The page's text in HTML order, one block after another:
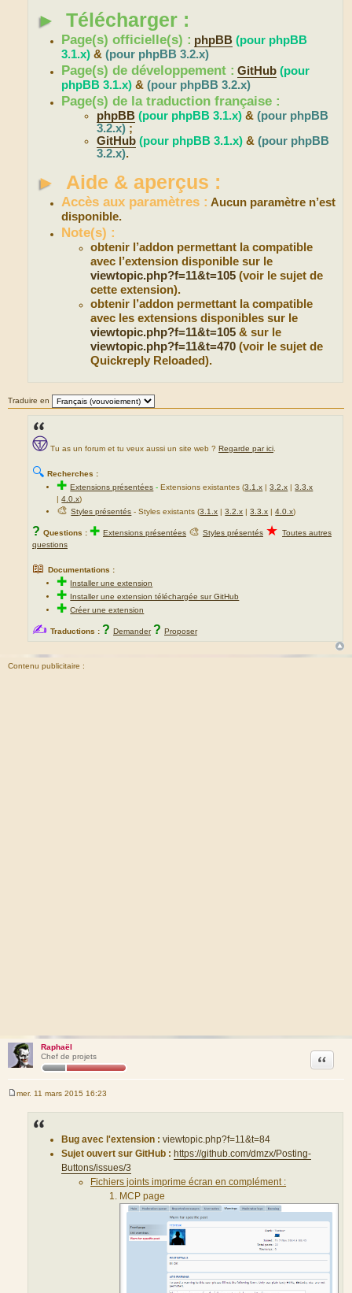
► Télécharger :
Page(s) officielle(s) : phpBB (pour phpBB
3.1.x) &(pour phpBB 3.2.x)
Page(s) de développement : GitHub (pour
phpBB 3.1.x) &(pour phpBB 3.2.x)
Page(s) de la traduction française :
phpBB (pour phpBB 3.1.x)& (pour phpBB
3.2.x);
GitHub (pour phpBB 3.1.x)& (pour phpBB
3.2.x).
► Aide & aperçus :
Accès aux paramètres : Aucun paramètre n’est
disponible.
Note(s) :
obtenir l’addon permettant la compatible
avec l’extension disponible sur le
viewtopic.php?f=11&t=105 (voir le sujet de
cette extension).
obtenir l’addon permettant la compatible
avec les extensions disponibles sur le
viewtopic.php?f=11&t=105 & sur le
viewtopic.php?f=11&t=470 (voir le sujet de
Quickreply Reloaded).
Traduire en
Tu as un forum et tu veux aussi un site web ? Regarde par ici
🔍 Recherches :
✚Extensions présentées -Extensions existantes (3.1.x |3.2.x |3.3.x
|4.0.x)
🎨Styles présentés - Styles existants (3.1.x |3.2.x |3.3.x |4.0.x)
? Questions : ✚ Extensions présentées 🎨 Styles présentés ★ Toutes autres
questions
📖 Documentations :
✚ Installer une extension
✚ Installer une extension téléchargée sur GitHub
✚Créer une extension
✍ Traductions : ? Demander ? Proposer
Contenu publicitaire :
Raphaël
Chef de projets
Citation
mer. 11 mars 2015 16:23
Bug avec l'extension : viewtopic.php?f=11&t=84
Sujet ouvert sur GitHub : https://github.com/dmzx/Posting-
Buttons/issues/3
Fichiers joints imprime écran en complément :
MCP page